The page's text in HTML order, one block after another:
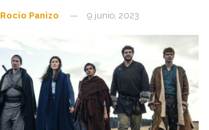
Rocio Panizo 9 junio, 2023